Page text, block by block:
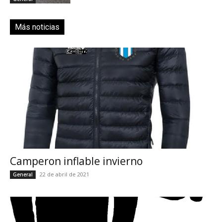
Más noticias
Camperon inflable invierno
General 22 de abril de 2021